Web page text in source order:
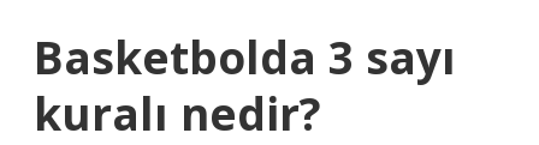
Basketbolda 3 sayı
kuralı nedir?